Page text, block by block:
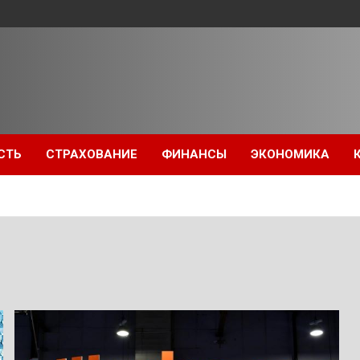
СТРАХОВАНИЕ ФИНАНСЫ ЭКОНОМИКА